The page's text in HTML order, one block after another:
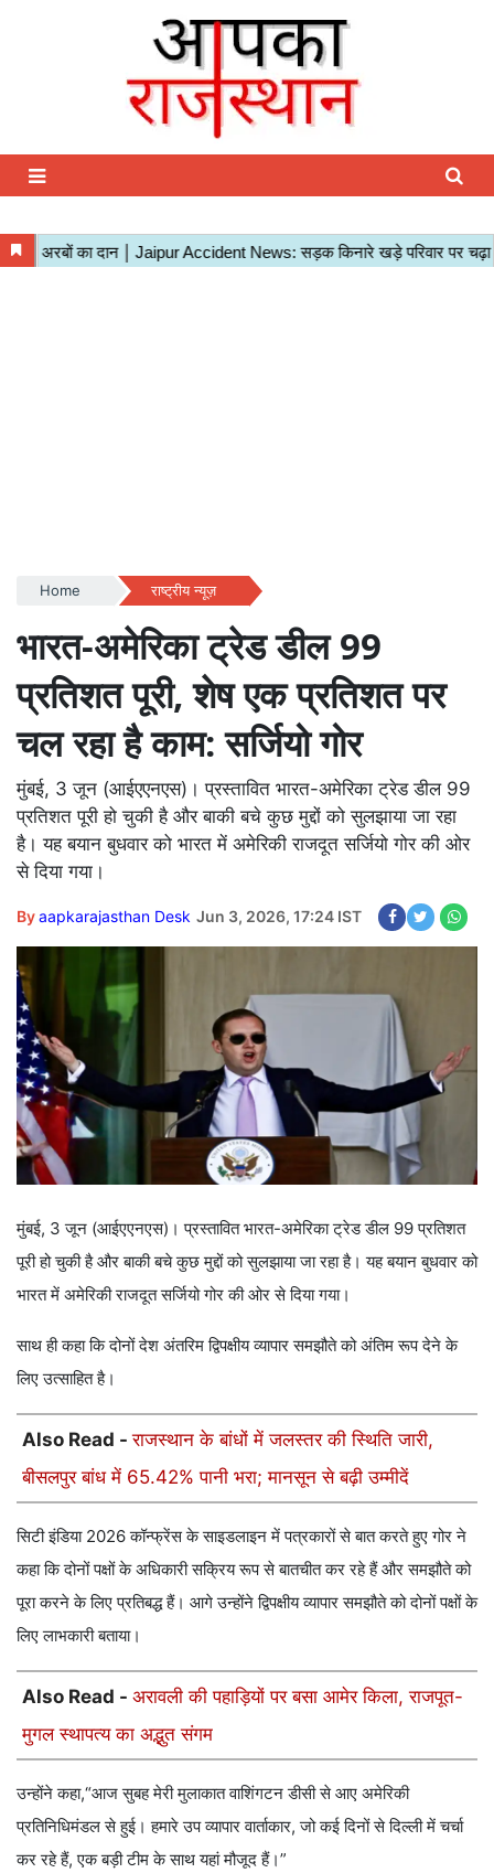
Home राष्ट्रीय न्यूज़
भारत-अमेरिका ट्रेड डील 99
प्रतिशत पूरी, शेष एक प्रतिशत पर
चल रहा है काम: सर्जियो गोर
मुंबई, 3 जून (आईएएनएस)। प्रस्तावित भारत-अमेरिका ट्रेड डील 99
प्रतिशत पूरी हो चुकी है और बाकी बचे कुछ मुद्दों को सुलझाया जा रहा
है। यह बयान बुधवार को भारत में अमेरिकी राजदूत सर्जियो गोर की ओर
से दिया गया।
Byaapkarajasthan Desk Jun 3, 2026, 17:24 IST
मुंबई, 3 जून (आईएएनएस)। प्रस्तावित भारत-अमेरिका ट्रेड डील 99 प्रतिशत
पूरी हो चुकी है और बाकी बचे कुछ मुद्दों को सुलझाया जा रहा है। यह बयान बुधवार को
भारत में अमेरिकी राजदूत सर्जियो गोर की ओर से दिया गया।
साथ ही कहा कि दोनों देश अंतरिम द्विपक्षीय व्यापार समझौते को अंतिम रूप देने के
लिए उत्साहित है।
Also Read -राजस्थान के बांधों में जलस्तर की स्थिति जारी,
बीसलपुर बांध में 65.42% पानी भरा; मानसून से बढ़ी उम्मीदें
सिटी इंडिया 2026 कॉन्फ्रेंस के साइडलाइन में पत्रकारों से बात करते हुए गोर ने
कहा कि दोनों पक्षों के अधिकारी सक्रिय रूप से बातचीत कर रहे हैं और समझौते को
पूरा करने के लिए प्रतिबद्ध हैं। आगे उन्होंने द्विपक्षीय व्यापार समझौते को दोनों पक्षों के
लिए लाभकारी बताया।
Also Read - अरावली की पहाड़ियों पर बसा आमेर किला, राजपूत-
मुगल स्थापत्य का अद्भुत संगम
उन्होंने कहा,“आज सुबह मेरी मुलाकात वाशिंगटन डीसी से आए अमेरिकी
प्रतिनिधिमंडल से हुई। हमारे उप व्यापार वार्ताकार, जो कई दिनों से दिल्ली में चर्चा
कर रहे हैं, एक बड़ी टीम के साथ यहां मौजूद हैं।”